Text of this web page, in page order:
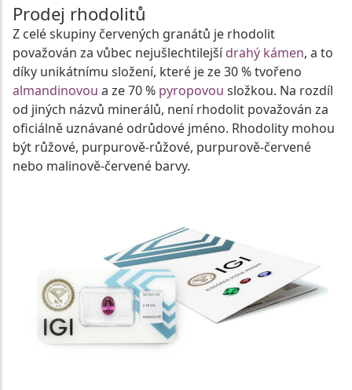
Prodej rhodolitů
Z celé skupiny červených granátů je rhodolit
považován za vůbec nejušlechtilejšídrahý kámen, a to
díky unikátnímu složení, které je ze 30 % tvořeno
almandinovou a ze 70 % pyropovou složkou. Na rozdíl
od jiných názvů minerálů, není rhodolit považován za
oficiálně uznávané odrůdové jméno. Rhodolity mohou
být růžové, purpurově-růžové, purpurově-červené
nebo malinově-červené barvy.